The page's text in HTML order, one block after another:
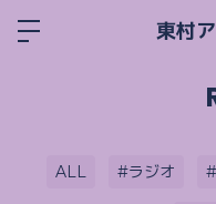
東村
ALL #ラジオ